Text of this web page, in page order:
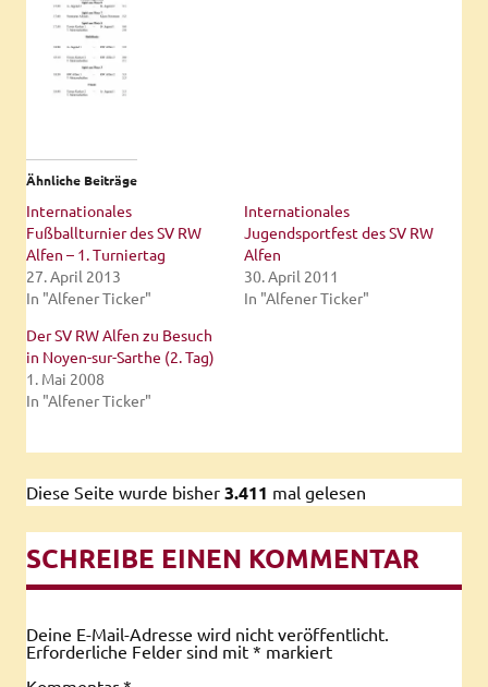
Ähnliche Beiträge
Internationales
Fußballturnier des SV RW
Alfen – 1. Turniertag
27. April 2013
In "Alfener Ticker"
Internationales
Jugendsportfest des SV RW
Alfen
30. April 2011
In "Alfener Ticker"
Der SV RW Alfen zu Besuch
in Noyen-sur-Sarthe (2. Tag)
1. Mai 2008
In "Alfener Ticker"
Diese Seite wurde bisher 3.411 mal gelesen
SCHREIBE EINEN KOMMENTAR
Deine E-Mail-Adresse wird nicht veröffentlicht.
Erforderliche Felder sind mit * markiert